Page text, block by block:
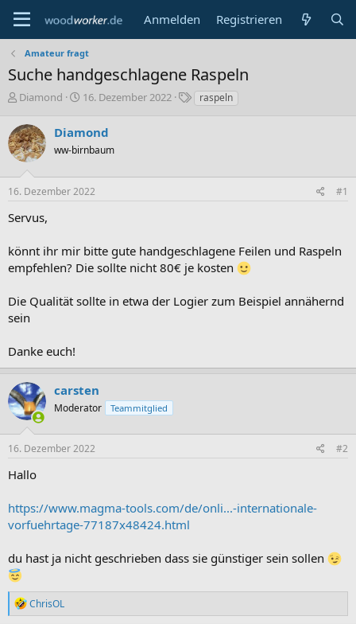
Anmelden Registrieren
Amateur fragt
Suche handgeschlagene Raspeln
E
s
t
e
l
e
Diamond
E
t
e
l
t
16. Dezember 2022
S
w
raspeln
Diamond
ww-birnbaum
16. Dezember 2022 #1
Servus,
könnt ihr mir bitte gute handgeschlagene Feilen und Raspeln
empfehlen? Die sollte nicht 80€ je kosten
Die Qualität sollte in etwa der Logier zum Beispiel annähernd
sein
Danke euch!
carsten
Moderator Teammitglied
16. Dezember 2022 #2
Hallo
https://www.magma-tools.com/de/onli...-internationale-
vorfuehrtage-77187x48424.html
du hast ja nicht geschrieben dass sie günstiger sein sollen
R
e
ChrisOL